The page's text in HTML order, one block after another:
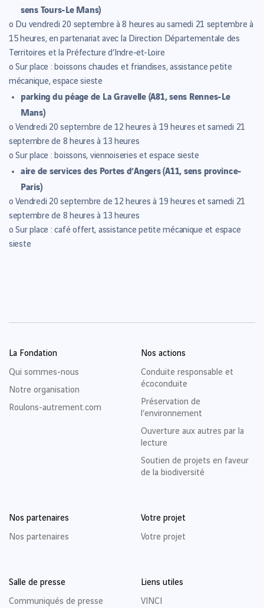
sens Tours-Le Mans)
o Du vendredi 20 septembre à 8 heures au samedi 21 septembre à
15 heures, en partenariat avec la Direction Départementale des
Territoires et la Préfecture d’Indre-et-Loire
o Sur place : boissons chaudes et friandises, assistance petite
mécanique, espace sieste
parking du péage de La Gravelle (A81, sens Rennes-Le
Mans)
o Vendredi 20 septembre de 12 heures à 19 heures et samedi 21
septembre de 8 heures à 13 heures
o Sur place : boissons, viennoiseries et espace sieste
aire de services des Portes d’Angers (A11, sens province-
Paris)
o Vendredi 20 septembre de 12 heures à 19 heures et samedi 21
septembre de 8 heures à 13 heures
o Sur place : café offert, assistance petite mécanique et espace
sieste
La Fondation
Qui sommes-nous
Notre organisation
Roulons-autrement.com
Nos actions
Conduite responsable et
écoconduite
Préservation de
l’environnement
Ouverture aux autres par la
lecture
Soutien de projets en faveur
de la biodiversité
Nos partenaires
Nos partenaires
Votre projet
Votre projet
Salle de presse
Communiqués de presse
Liens utiles
VINCI